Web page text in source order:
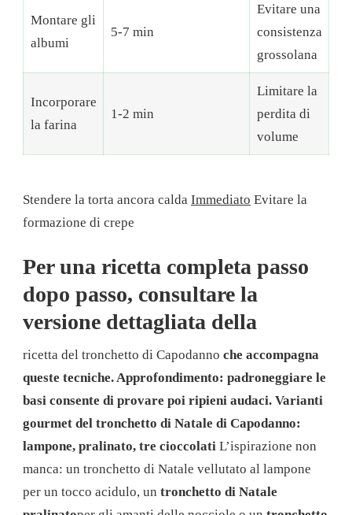
Montare gli
albumi
5-7 min
Evitare una
consistenza
grossolana
Incorporare
la farina
1-2 min
Limitare la
perdita di
volume
Stendere la torta ancora calda Immediato Evitare la
formazione di crepe
Per una ricetta completa passo
dopo passo, consultare la
versione dettagliata della
ricetta del tronchetto di Capodanno che accompagna
queste tecniche. Approfondimento: padroneggiare le
basi consente di provare poi ripieni audaci. Varianti
gourmet del tronchetto di Natale di Capodanno:
lampone, pralinato, tre cioccolati L’ispirazione non
manca: un tronchetto di Natale vellutato al lampone
per un tocco acidulo, un tronchetto di Natale